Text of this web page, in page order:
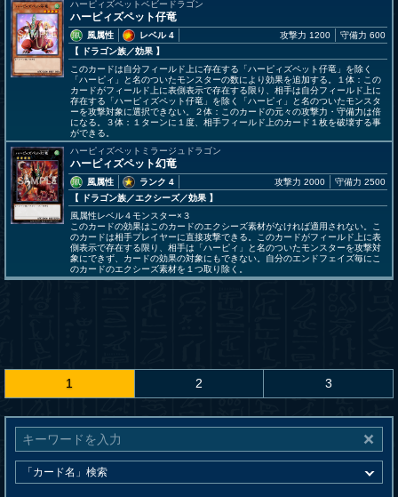
ハーピィズペットベビードラゴン
ハーピィズペット仔竜
風属性
レベル 4
【 ドラゴン族／効果 】
攻撃力 1200 守備力 600
このカードは自分フィールド上に存在する「ハーピィズペット仔竜」を除く
「ハーピィ」と名のついたモンスターの数により効果を追加する。１体：この
カードがフィールド上に表側表示で存在する限り、相手は自分フィールド上に
存在する「ハーピィズペット仔竜」を除く「ハーピィ」と名のついたモンスタ
ーを攻撃対象に選択できない。２体：このカードの元々の攻撃力・守備力は倍
になる。３体：１ターンに１度、相手フィールド上のカード１枚を破壊する事
ができる。
ハーピィズペットミラージュドラゴン
ハーピィズペット幻竜
風属性
ランク 4
【 ドラゴン族／エクシーズ／効果 】
攻撃力 2000 守備力 2500
風属性レベル４モンスター×３
このカードの効果はこのカードのエクシーズ素材がなければ適用されない。こ
のカードは相手プレイヤーに直接攻撃できる。このカードがフィールド上に表
側表示で存在する限り、相手は「ハーピィ」と名のついたモンスターを攻撃対
象にできず、カードの効果の対象にもできない。自分のエンドフェイズ毎にこ
のカードのエクシーズ素材を１つ取り除く。
1 2 3